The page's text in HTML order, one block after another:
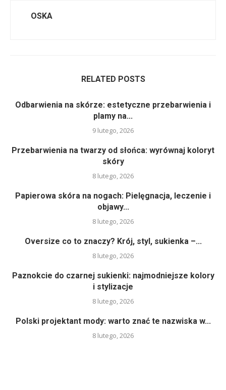
OSKA
RELATED POSTS
Odbarwienia na skórze: estetyczne przebarwienia i
plamy na...
9 lutego, 2026
Przebarwienia na twarzy od słońca: wyrównaj koloryt
skóry
8 lutego, 2026
Papierowa skóra na nogach: Pielęgnacja, leczenie i
objawy...
8 lutego, 2026
Oversize co to znaczy? Krój, styl, sukienka –...
8 lutego, 2026
Paznokcie do czarnej sukienki: najmodniejsze kolory
i stylizacje
8 lutego, 2026
Polski projektant mody: warto znać te nazwiska w...
8 lutego, 2026